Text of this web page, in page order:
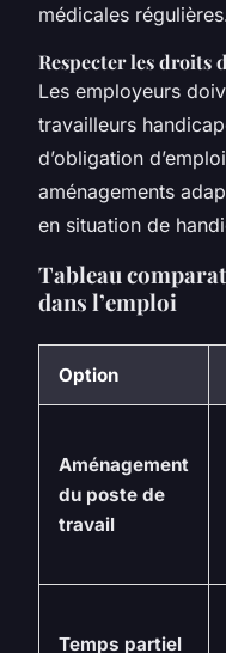
médicales
Respecter les droits
Les employeurs
travailleurs
d’obligation
aménagements
en situation de
Tableau
dans l’emploi
Option
Aménagement
du poste de
travail
Temps partiel